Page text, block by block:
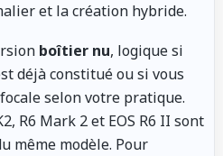
et la création hybride.
boîtier nu, logique si
déjà constitué ou si vous
selon votre pratique.
R6 Mark 2 et EOS R6 II sont
même modèle. Pour